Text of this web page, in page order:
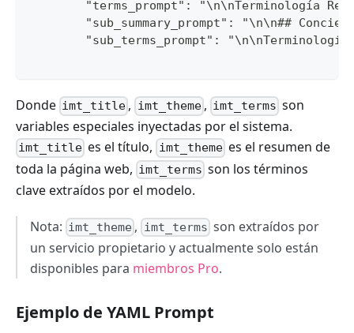
"terms_prompt": "\n\nTerminología
"sub_summary_prompt": "\n\n##
"sub_terms_prompt":
Donde imt_title , imt_theme, imt_terms son
variables especiales inyectadas por el sistema.
imt_title es el título, imt_themees el resumen de
toda la página web, imt_terms son los términos
clave extraídos por el modelo.
Nota: imt_theme , imt_terms son extraídos por
un servicio propietario y actualmente solo están
disponibles para miembros Pro.
Ejemplo de YAML Prompt